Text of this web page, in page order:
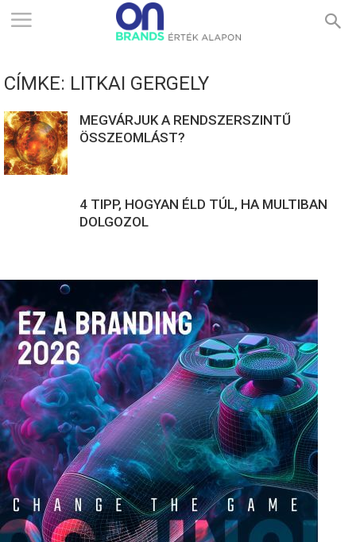
ONBRANDS
ÉRTÉK
CÍMKE: LITKAI GERGELY
MEGVÁRJUK A RENDSZERSZINTŰ
ÖSSZEOMLÁST?
4 TIPP, HOGYAN ÉLD TÚL, HA MULTIBAN
DOLGOZOL